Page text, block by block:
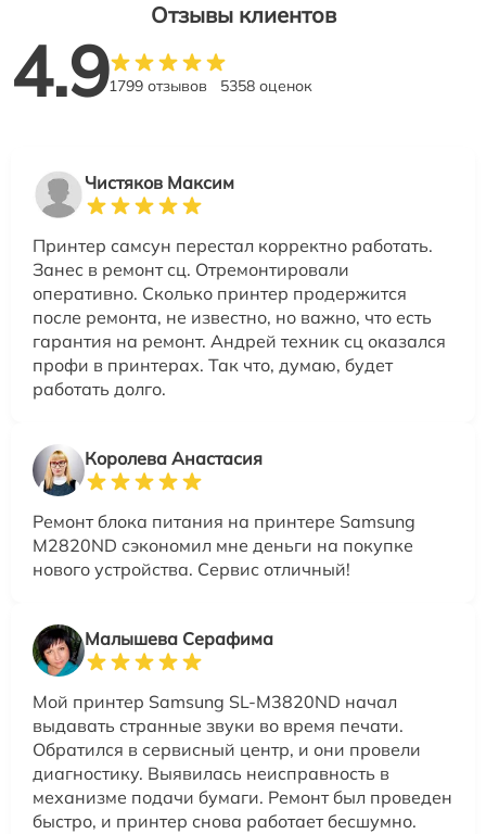
Отзывы клиентов
4.91799 отзывов 5358 оценок
Чистяков Максим
Принтер самсун перестал корректно работать.
Занес в ремонт сц. Отремонтировали
оперативно. Сколько принтер продержится
после ремонта, не известно, но важно, что есть
гарантия на ремонт. Андрей техник сц оказался
профи в принтерах. Так что, думаю, будет
работать долго.
Королева Анастасия
Ремонт блока питания на принтере Samsung
M2820ND сэкономил мне деньги на покупке
нового устройства. Сервис отличный!
Малышева Серафима
Мой принтер Samsung SL-M3820ND начал
выдавать странные звуки во время печати.
Обратился в сервисный центр, и они провели
диагностику. Выявилась неисправность в
механизме подачи бумаги. Ремонт был проведен
быстро, и принтер снова работает бесшумно.